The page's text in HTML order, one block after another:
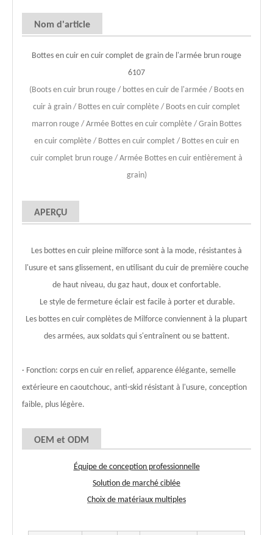
Nom d'article
Bottes en cuir en cuir complet de grain de l'armée brun rouge
6107
(Boots en cuir brun rouge / bottes en cuir de l'armée / Boots en
cuir à grain / Bottes en cuir complète / Boots en cuir complet
marron rouge / Armée Bottes en cuir complète / Grain Bottes
en cuir complète / Bottes en cuir complet / Bottes en cuir en
cuir complet brun rouge / Armée Bottes en cuir entièrement à
grain)
APERÇU
Les bottes en cuir pleine milforce sont à la mode, résistantes à
l'usure et sans glissement, en utilisant du cuir de première couche
de haut niveau, du gaz haut, doux et confortable.
Le style de fermeture éclair est facile à porter et durable.
Les bottes en cuir complètes de Milforce conviennent à la plupart
des armées, aux soldats qui s'entraînent ou se battent.
· Fonction: corps en cuir en relief, apparence élégante, semelle
extérieure en caoutchouc, anti-skid résistant à l'usure, conception
faible, plus légère.
OEM et ODM
Équipe de conception professionnelle
Solution de marché ciblée
Choix de matériaux multiples